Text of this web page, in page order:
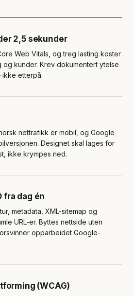
2,5 sekunder
Web Vitals, og treg lasting koster
og kunder. Krev dokumentert ytelse
etterpå.
nettrafikk er mobil, og Google
Designet skal lages for
ikke krympes ned.
fra dag én
metadata, XML-sitemap og
URL-er. Byttes nettside uten
opparbeidet Google-
(WCAG)